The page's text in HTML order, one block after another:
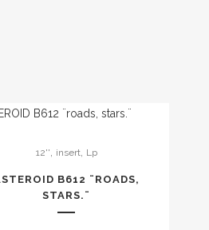
12'' insert, Lp
B612 ¨ROADS,
STARS.¨